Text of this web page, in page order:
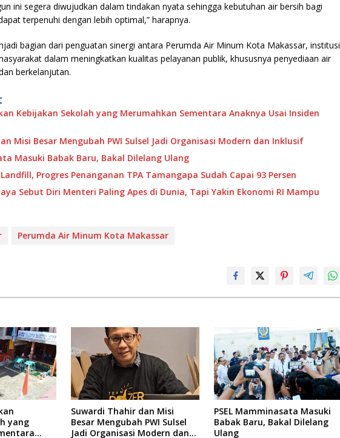
ini segera diwujudkan dalam tindakan nyata sehingga kebutuhan air bersih bagi
terpenuhi dengan lebih optimal,” harapnya.
bagian dari penguatan sinergi antara Perumda Air Minum Kota Makassar, institusi
dalam meningkatkan kualitas pelayanan publik, khususnya penyediaan air
berkelanjutan.
Kebijakan Sekolah yang Merumahkan Sementara Anaknya Usai Insiden
Misi Besar Mengubah PWI Sulsel Jadi Organisasi Modern dan Inklusif
Masuki Babak Baru, Bakal Dilelang Ulang
Progres Penanganan TPA Tamangapa Sudah Capai 93 Persen
Sebut Diri Menteri Paling Apes di Dunia, Tapi Yakin Ekonomi RI Mampu
Perumda Air Minum Kota Makassar
yang
Suwardi Thahir dan Misi
Besar Mengubah PWI Sulsel
Jadi Organisasi Modern dan
PSEL Mamminasata Masuki
Babak Baru, Bakal Dilelang
Ulang